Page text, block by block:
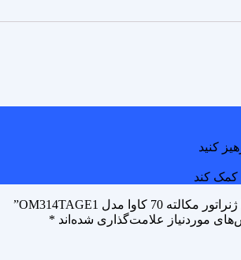
کنید
کمک کند
موردنیاز علامت‌گذاری شده‌اند *